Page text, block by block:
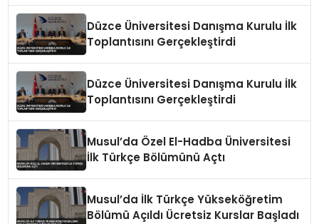
Düzce Üniversitesi Danışma Kurulu İlk
Toplantısını Gerçekleştirdi
Düzce Üniversitesi Danışma Kurulu İlk
Toplantısını Gerçekleştirdi
Musul’da Özel El-Hadba Üniversitesi
İlk Türkçe Bölümünü Açtı
Musul’da İlk Türkçe Yükseköğretim
Bölümü Açıldı Ücretsiz Kurslar Başladı